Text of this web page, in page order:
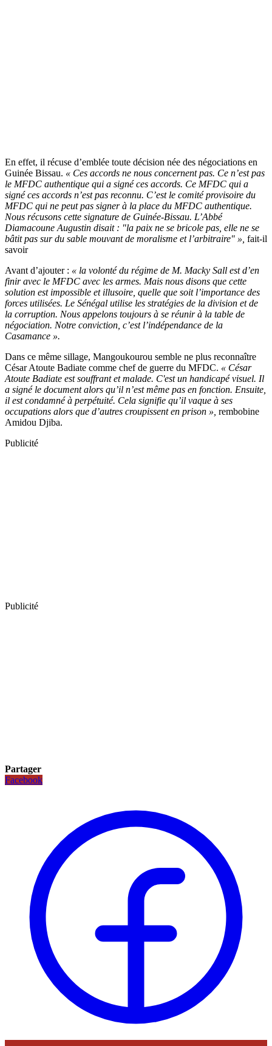
En effet, il récuse d’emblée toute décision née des négociations en
Guinée Bissau. « Ces accords ne nous concernent pas. Ce n’est pas
le MFDC authentique qui a signé ces accords. Ce MFDC qui a
signé ces accords n’est pas reconnu. C’est le comité provisoire du
MFDC qui ne peut pas signer à la place du MFDC authentique.
Nous récusons cette signature de Guinée-Bissau. L’Abbé
Diamacoune Augustin disait : "la paix ne se bricole pas, elle ne se
bâtit pas sur du sable mouvant de moralisme et l’arbitraire" », fait-il
savoir
Avant d’ajouter : « la volonté du régime de M. Macky Sall est d’en
finir avec le MFDC avec les armes. Mais nous disons que cette
solution est impossible et illusoire, quelle que soit l’importance des
forces utilisées. Le Sénégal utilise les stratégies de la division et de
la corruption. Nous appelons toujours à se réunir à la table de
négociation. Notre conviction, c’est l’indépendance de la
Casamance ».
Dans ce même sillage, Mangoukourou semble ne plus reconnaître
César Atoute Badiate comme chef de guerre du MFDC. « César
Atoute Badiate est souffrant et malade. C'est un handicapé visuel. Il
a signé le document alors qu’il n’est même pas en fonction. Ensuite,
il est condamné à perpétuité. Cela signifie qu’il vaque à ses
occupations alors que d’autres croupissent en prison », rembobine
Amidou Djiba.
Publicité
Publicité
Partager
Facebook